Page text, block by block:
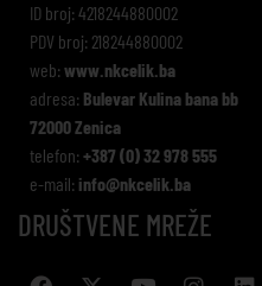
ID broj: 4218244880002
PDV broj: 218244880002
web: www.nkcelik.ba
adresa: Bulevar Kulina bana bb
72000 Zenica
telefon: +387 (0) 32 978 555
e-mail: info@nkcelik.ba
DRUŠTVENE MREŽE